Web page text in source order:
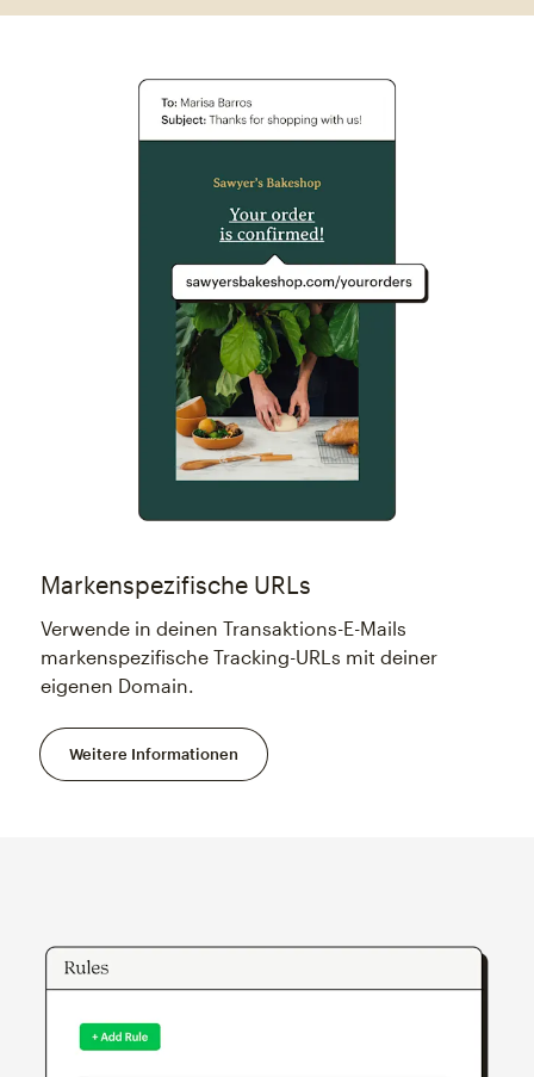
Markenspezifische URLs
Verwende in deinen Transaktions-E-Mails
markenspezifische Tracking-URLs mit deiner
eigenen Domain.
Weitere Informationen